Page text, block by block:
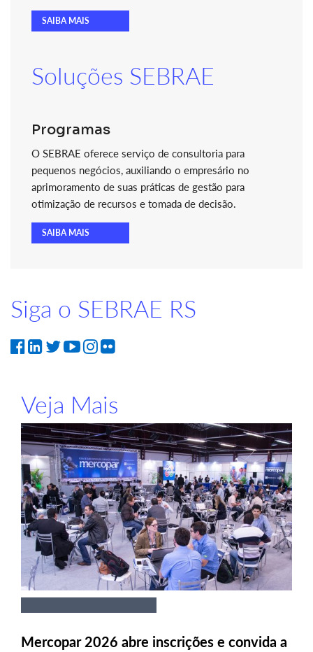
SAIBA MAIS
Soluções SEBRAE
Programas
O SEBRAE oferece serviço de consultoria para
pequenos negócios, auxiliando o empresário no
aprimoramento de suas práticas de gestão para
otimização de recursos e tomada de decisão.
SAIBA MAIS
Siga o SEBRAE RS
Veja Mais
Mercopar 2026 abre inscrições e convida a